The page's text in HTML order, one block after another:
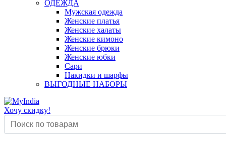
ОДЕЖДА
Мужская одежда
Женские платья
Женские халаты
Женские кимоно
Женские брюки
Женские юбки
Сари
Накидки и шарфы
ВЫГОДНЫЕ НАБОРЫ
Хочу скидку!